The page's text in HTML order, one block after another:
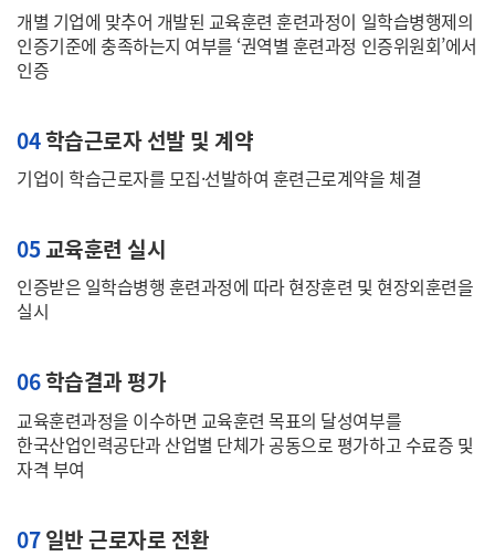
개별 기업에 맞추어 개발된 교육훈련 훈련과정이 일학습병행제의
인증기준에 충족하는지 여부를 ‘권역별 훈련과정 인증위원회’에서
인증
04학습근로자 선발 및 계약
기업이 학습근로자를 모집·선발하여 훈련근로계약을 체결
05교육훈련 실시
인증받은 일학습병행 훈련과정에 따라 현장훈련 및 현장외훈련을
실시
06학습결과 평가
교육훈련과정을 이수하면 교육훈련 목표의 달성여부를
한국산업인력공단과 산업별 단체가 공동으로 평가하고 수료증 및
자격 부여
07일반 근로자로 전환